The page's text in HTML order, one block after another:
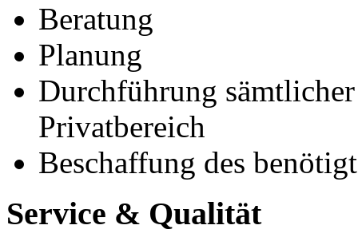
Beratung
Planung
Durchführung
Privatbereich
Beschaffung des
Service & Qualität